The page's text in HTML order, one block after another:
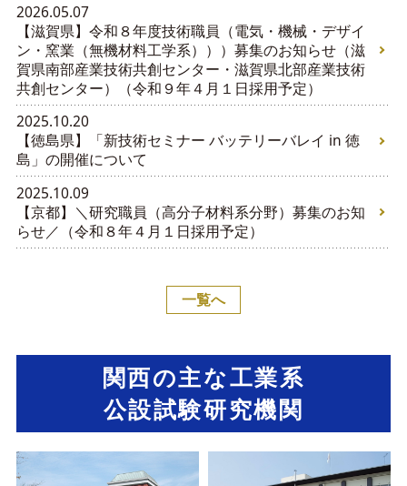
2026.05.07
【滋賀県】令和８年度技術職員（電気・機械・デザイ
ン・窯業（無機材料工学系）））募集のお知らせ（滋
賀県南部産業技術共創センター・滋賀県北部産業技術
共創センター）（令和９年４月１日採用予定）
2025.10.20
【徳島県】「新技術セミナー バッテリーバレイ in 徳
島」の開催について
2025.10.09
【京都】＼研究職員（高分子材料系分野）募集のお知
らせ／（令和８年４月１日採用予定）
一覧へ
関西の主な工業系
公設試験研究機関